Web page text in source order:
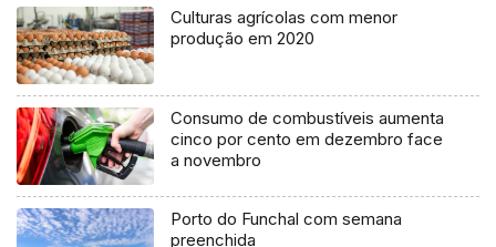
Culturas agrícolas com menor
produção em 2020
Consumo de combustíveis aumenta
cinco por cento em dezembro face
a novembro
Porto do Funchal com semana
preenchida